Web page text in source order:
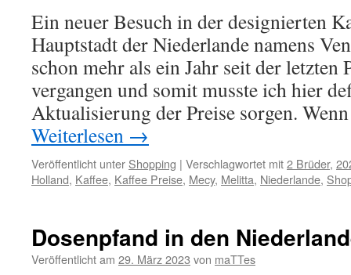
Ein neuer Besuch in der designierten
Hauptstadt der Niederlande namens
schon mehr als ein Jahr seit der
vergangen und somit musste ich hier
Aktualisierung der Preise sorgen.
Weiterlesen →
Veröffentlicht unter Shopping | Verschlagwortet mit2 Brüder,
Holland, Kaffee, Kaffee Preise, Mecy, Melitta, Niederlande,
Dosenpfand in den
Veröffentlicht am 29. März 2023 von maTTes